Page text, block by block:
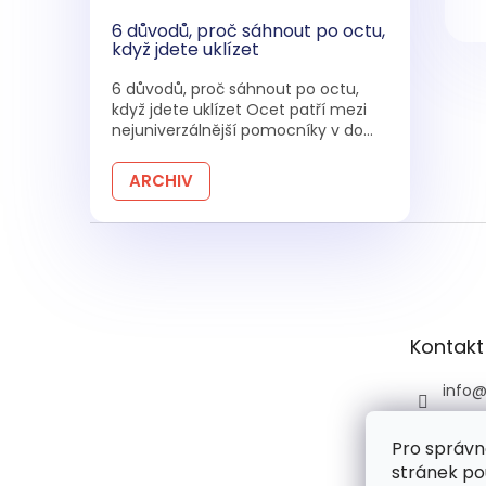
Pro
stránek
6 důvodů, proč sáhnout po octu,
když jdete uklízet
6 důvodů, proč sáhnout po octu,
když jdete uklízet Ocet patří mezi
nejuniverzálnější pomocníky v do...
ARCHIV
Kontakt
info@
+420